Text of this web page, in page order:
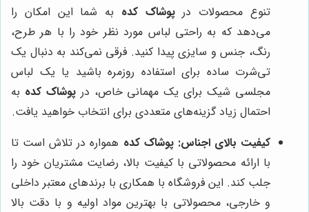
تنوع محصولات درپوشاک کده به شما این امکان را
می‌دهد که به راحتی لباس مورد نظر خود را با هر طرح،
رنگ، جنس و سایزی پیدا کنید. فرقی نمی‌کند به دنبال یک
تی‌شرت ساده برای استفاده روزمره باشید یا یک لباس
مجلسی شیک برای یک مهمانی خاص، درپوشاک کده به
احتمال زیاد گزینه‌های متعددی برای انتخاب خواهید یافت.
کیفیت بالای اجناس: پوشاک کده همواره در تلاش است تا
با ارائه محصولاتی با کیفیت بالا، رضایت مشتریان خود را
جلب کند. این فروشگاه با همکاری با برندهای معتبر داخلی
و خارجی، محصولاتی با بهترین مواد اولیه و با دقت بالا